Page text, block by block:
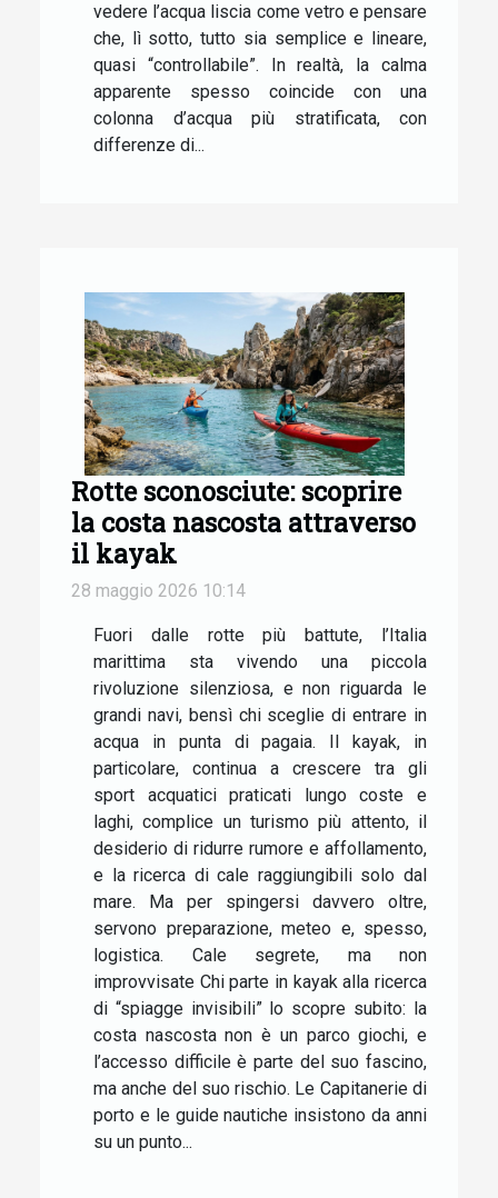
vedere l’acqua liscia come vetro e pensare
che, lì sotto, tutto sia semplice e lineare,
quasi “controllabile”. In realtà, la calma
apparente spesso coincide con una
colonna d’acqua più stratificata, con
differenze di...
Rotte sconosciute: scoprire
la costa nascosta attraverso
il kayak
28 maggio 2026 10:14
Fuori dalle rotte più battute, l’Italia
marittima sta vivendo una piccola
rivoluzione silenziosa, e non riguarda le
grandi navi, bensì chi sceglie di entrare in
acqua in punta di pagaia. Il kayak, in
particolare, continua a crescere tra gli
sport acquatici praticati lungo coste e
laghi, complice un turismo più attento, il
desiderio di ridurre rumore e affollamento,
e la ricerca di cale raggiungibili solo dal
mare. Ma per spingersi davvero oltre,
servono preparazione, meteo e, spesso,
logistica. Cale segrete, ma non
improvvisate Chi parte in kayak alla ricerca
di “spiagge invisibili” lo scopre subito: la
costa nascosta non è un parco giochi, e
l’accesso difficile è parte del suo fascino,
ma anche del suo rischio. Le Capitanerie di
porto e le guide nautiche insistono da anni
su un punto...